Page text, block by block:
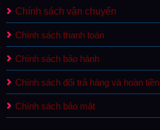
Chính sách vận chuyển
Chính sách thanh toán
Chính sách bảo hành
Chính sách đổi trả hàng và hoàn tiền
Chính sách bảo mật